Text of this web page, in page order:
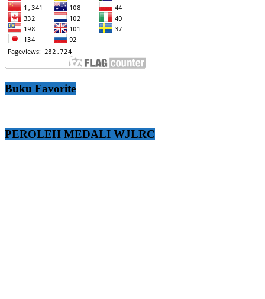
Buku Favorite
PEROLEH MEDALI WJLRC